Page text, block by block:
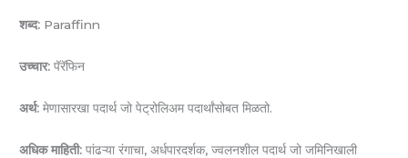
शब्द: Paraffinn
उच्चार: पॅरॅफिन
अर्थ: मेणासारखा पदार्थ जो पेट्रोलिअम पदार्थांसोबत मिळतो.
अधिक माहिती: पांढऱ्या रंगाचा, अर्धपारदर्शक, ज्वलनशील पदार्थ जो जमिनिखाली